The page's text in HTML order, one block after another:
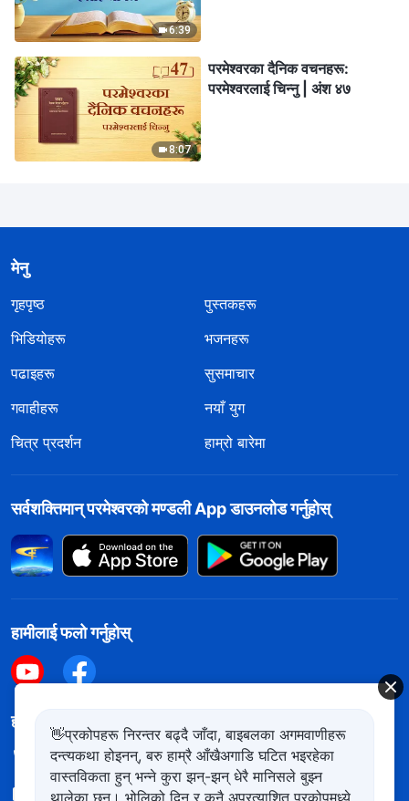
6:39
8:07
परमेश्‍वरका दैनिक वचनहरू:
परमेश्‍वरलाई चिन्‍नु | अंश ४७
मेनु
गृहपृष्ठ
पुस्तकहरू
भिडियोहरू
भजनहरू
पढाइहरू
सुसमाचार
गवाहीहरू
नयाँ युग
चित्र प्रदर्शन
हाम्रो बारेमा
सर्वशक्तिमान्‌ परमेश्‍वरको मण्डली App डाउनलोड गर्नुहोस्
हामीलाई फलो गर्नुहोस्
हामीलाई सम्पर्क गर्नुहोस
+977-981-140-9021
contact.ne@kingdomsalvation.org
👋प्रकोपहरू निरन्तर बढ्दै जाँदा, बाइबलका अगमवाणीहरू
दन्त्यकथा होइनन्, बरु हाम्रै आँखैअगाडि घटित भइरहेका
वास्तविकता हुन् भन्ने कुरा झन्-झन् धेरै मानिसले बुझ्न
थालेका छन्। भोलिको दिन र कुनै अप्रत्याशित प्रकोपमध्ये